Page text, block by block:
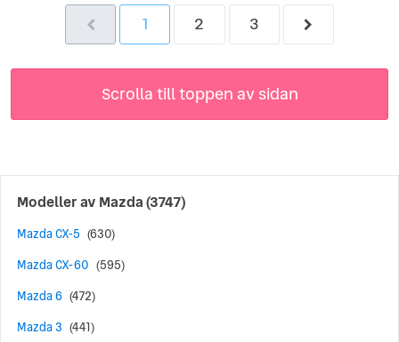
1 2 3
Scrolla till toppen av sidan
Modeller av Mazda(3747)
Mazda CX-5 (630)
Mazda CX-60 (595)
Mazda 6 (472)
Mazda 3 (441)